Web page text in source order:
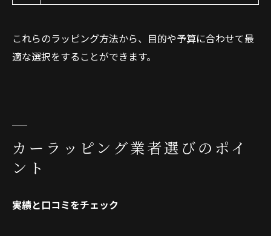
これらのラッピング方法から、目的や予算に合わせて最
適な選択をすることができます。
カーラッピング業者選びのポイ
ント
実績と口コミをチェック